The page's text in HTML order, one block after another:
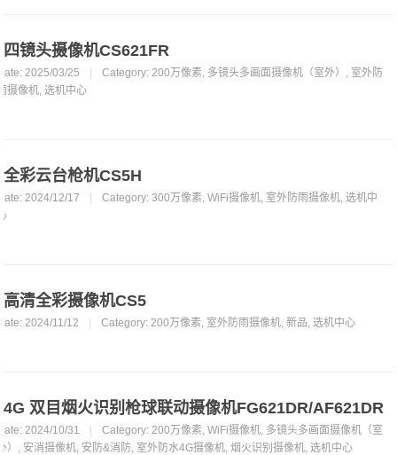
四镜头摄像机CS621FR
2025/03/25 Category:200万像素, 多镜头多画面摄像机（室外） , 室外防
摄像机,选机中心
全彩云台枪机CS5H
2024/12/17 Category:300万像素,WiFi摄像机, 室外防雨摄像机,选机中
高清全彩摄像机CS5
2024/11/12 Category:200万像素, 室外防雨摄像机,新品,选机中心
4G 双目烟火识别枪球联动摄像机FG621DR/AF621DR
2024/10/31 Category:200万像素,WiFi摄像机, 多镜头多画面摄像机（室
） , 安消摄像机, 安防&消防, 室外防水4G摄像机,烟火识别摄像机,选机中心